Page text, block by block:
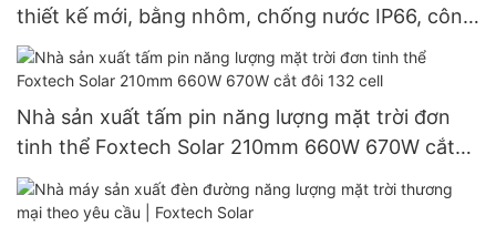
thiết kế mới, bằng nhôm, chống nước IP66, công
suất 60W, 80W, 100W.
Nhà sản xuất tấm pin năng lượng mặt trời đơn
tinh thể Foxtech Solar 210mm 660W 670W cắt
đôi 132 cell